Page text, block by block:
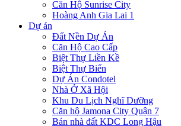
Căn Hộ Sunrise City
Hoàng Anh Gia Lai 1
Dự án
Đất Nền Dự Án
Căn Hộ Cao Cấp
Biệt Thự Liền Kề
Biệt Thự Biển
Dự Án Condotel
Nhà Ở Xã Hội
Khu Du Lịch Nghĩ Dưỡng
Căn hộ Jamona City Quận 7
Bán nhà đất KDC Long Hậu